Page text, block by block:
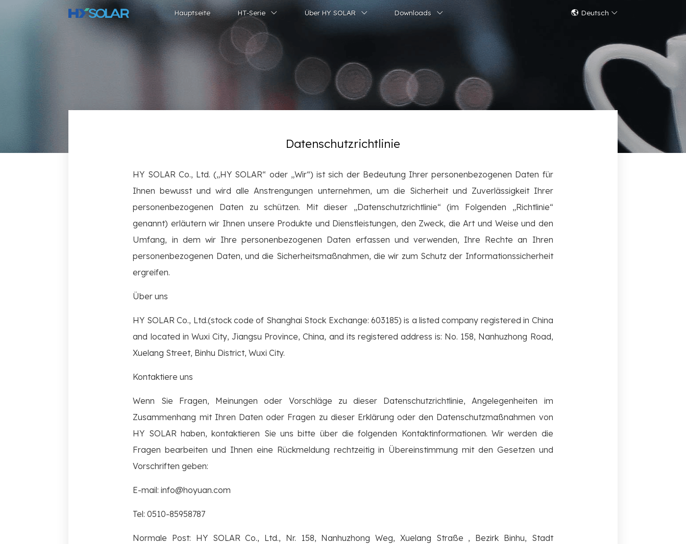
Hauptseite HT-Serie Über HY SOLAR Downloads Deutsch
Datenschutzrichtlinie
HY SOLAR Co., Ltd. („HY SOLAR“ oder „Wir“) ist sich der Bedeutung Ihrer personenbezogenen Daten für
Ihnen bewusst und wird alle Anstrengungen unternehmen, um die Sicherheit und Zuverlässigkeit Ihrer
personenbezogenen Daten zu schützen. Mit dieser „Datenschutzrichtlinie“ (im Folgenden „Richtlinie“
genannt) erläutern wir Ihnen unsere Produkte und Dienstleistungen, den Zweck, die Art und Weise und den
Umfang, in dem wir Ihre personenbezogenen Daten erfassen und verwenden, Ihre Rechte an Ihren
personenbezogenen Daten, und die Sicherheitsmaßnahmen, die wir zum Schutz der Informationssicherheit
ergreifen.
Über uns
HY SOLAR Co., Ltd.(stock code of Shanghai Stock Exchange: 603185) is a listed company registered in China
and located in Wuxi City, Jiangsu Province, China, and its registered address is: No. 158, Nanhuzhong Road,
Xuelang Street, Binhu District, Wuxi City.
Kontaktiere uns
Wenn Sie Fragen, Meinungen oder Vorschläge zu dieser Datenschutzrichtlinie, Angelegenheiten im
Zusammenhang mit Ihren Daten oder Fragen zu dieser Erklärung oder den Datenschutzmaßnahmen von
HY SOLAR haben, kontaktieren Sie uns bitte über die folgenden Kontaktinformationen. Wir werden die
Fragen bearbeiten und Ihnen eine Rückmeldung rechtzeitig in Übereinstimmung mit den Gesetzen und
Vorschriften geben:
E-mail: info@hoyuan.com
Tel: 0510-85958787
Normale Post: HY SOLAR Co., Ltd., Nr. 158, Nanhuzhong Weg, Xuelang Straße , Bezirk Binhu, Stadt